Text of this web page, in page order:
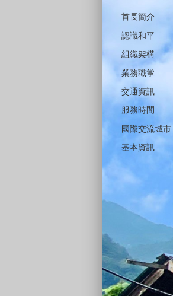
首長簡介
認識和平
組織架構
業務職掌
交通資訊
服務時間
國際交流城市
基本資訊